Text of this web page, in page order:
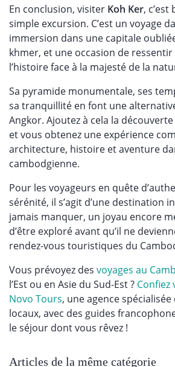
En conclusion, visiter Koh Ker, c’est
simple excursion. C’est un voyage
immersion dans une capitale
khmer, et une occasion de
l’histoire face à la majesté de la
Sa pyramide monumentale, ses
sa tranquillité en font une
Angkor. Ajoutez à cela la
et vous obtenez une expérience
architecture, histoire et aventure
cambodgienne.
Pour les voyageurs en quête
sérénité, il s’agit d’une destination
jamais manquer, un joyau encore
d’être exploré avant qu’il ne
rendez-vous touristiques du
Vous prévoyez des voyages au
l’Est ou en Asie du Sud-Est ? Confiez
Novo Tours, une agence
locaux, avec des guides
le séjour dont vous rêvez !
Articles de la même catégorie